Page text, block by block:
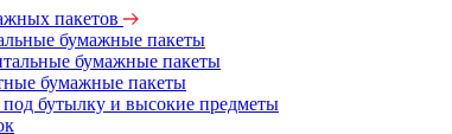
пакетов
бумажные пакеты
бумажные пакеты
бумажные пакеты
бутылку и высокие предметы